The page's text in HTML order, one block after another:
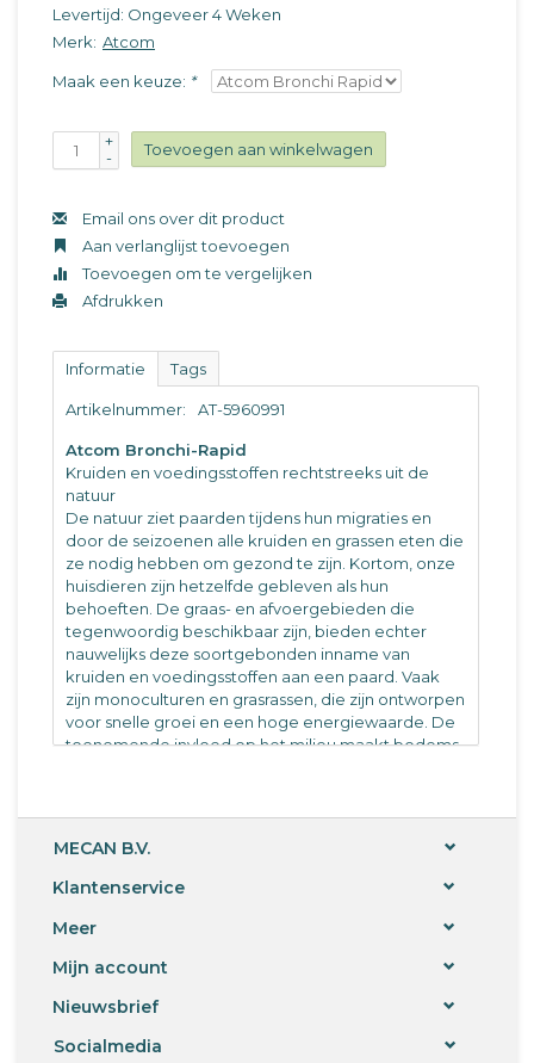
Levertijd: Ongeveer 4 Weken
Merk: Atcom
Maak een keuze: *
+
-
Toevoegen aan winkelwagen
Email ons over dit product
Aan verlanglijst toevoegen
Toevoegen om te vergelijken
Afdrukken
Informatie Tags
Artikelnummer: AT-5960991
Atcom Bronchi-Rapid
Kruiden en voedingsstoffen rechtstreeks uit de
natuur
De natuur ziet paarden tijdens hun migraties en
door de seizoenen alle kruiden en grassen eten die
ze nodig hebben om gezond te zijn. Kortom, onze
huisdieren zijn hetzelfde gebleven als hun
behoeften. De graas- en afvoergebieden die
tegenwoordig beschikbaar zijn, bieden echter
nauwelijks deze soortgebonden inname van
kruiden en voedingsstoffen aan een paard. Vaak
zijn monoculturen en grasrassen, die zijn ontworpen
voor snelle groei en een hoge energiewaarde. De
toenemende invloed op het milieu maakt bodems
Atcom Bronchi-Rapid in één oogopslag
kruidenremedies
Antioxidanten uit druivenpitten en rozenbottels
ondersteunen de eigen afweer van het lichaam
Hoge doses vitamine C (10.000 mg per kg) en
organisch gebonden zink (2500 mg per kg)
MECAN B.V.
Klantenservice
Meer
Mijn account
Nieuwsbrief
Socialmedia